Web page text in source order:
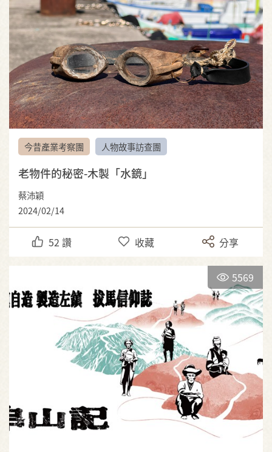
今昔產業考察團 人物故事訪查團
老物件的秘密-木製「水鏡」
蔡沛穎
2024/02/14
52 讚 收藏 分享
5569